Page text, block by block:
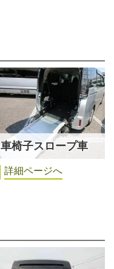
車椅子スロープ車
詳細ページへ